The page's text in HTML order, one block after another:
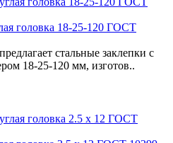
головка 18-25-120 ГОСТ
стальные заклепки с
18-25-120 мм, изготов..